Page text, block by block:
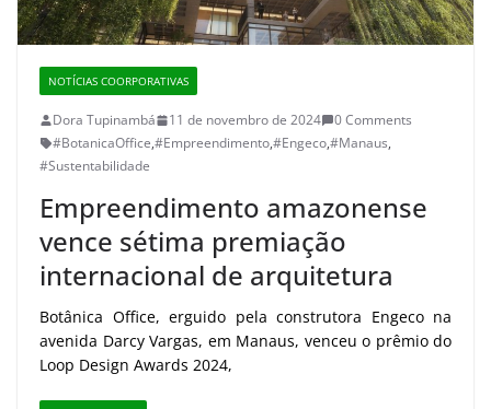
NOTÍCIAS COORPORATIVAS
Dora Tupinambá 11 de novembro de 2024
0 Comments
#BotanicaOffice,#Empreendimento,#Engeco,#Manaus,
#Sustentabilidade
Empreendimento amazonense
vence sétima premiação
internacional de arquitetura
Botânica Office, erguido pela construtora Engeco na
avenida Darcy Vargas, em Manaus, venceu o prêmio do
Loop Design Awards 2024,